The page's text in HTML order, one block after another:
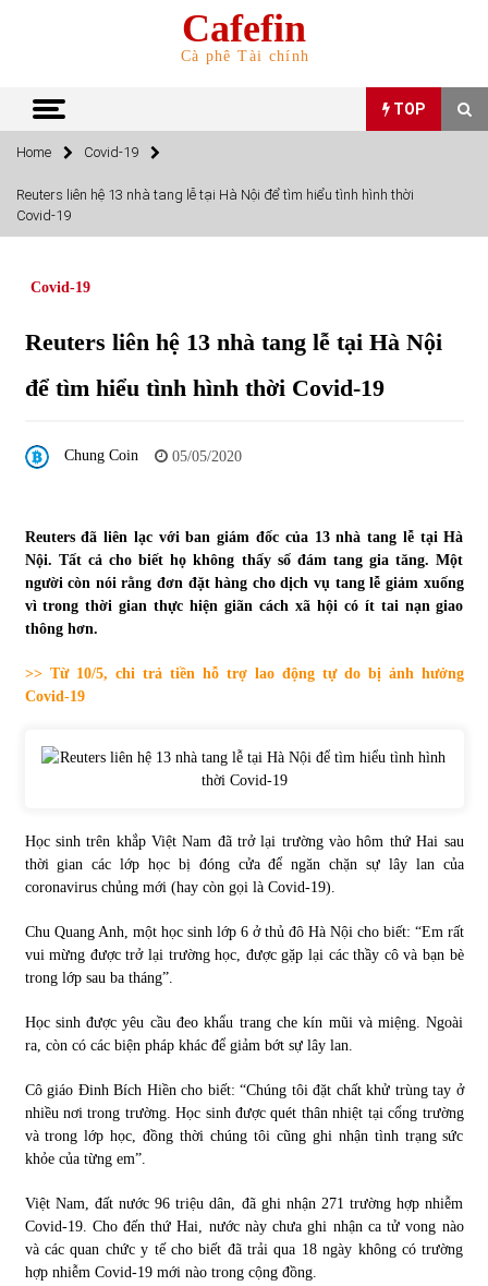
Cafefin
Cà phê Tài chính
TOP
TOP
Top 10 mặt hàng Việt Nam nhập khẩu nhiều nhất tháng
5/2022
5/2022
Tự doanh ngày 3.6.2022: CTCK mua ròng 28,7 tỷ đồng
06/06/2022
31/05/2022
31/05/2022
S&P Ratings cập nhật xếp hạng tín nhiệm của
Vietcombank và Eximbank
31/05/2022
Chứng khoán ngày 30/5/2022: Top 10 cổ phiếu nổi bật
31/05/2022
Phân tích giá tiền điện tử sau ngày thị trường lập kỷ lục
vốn hóa
Chứng khoán ngày 12/10/2021: Top 10 cổ phiếu nổi bật
13/10/2021
Home Covid-19
Reuters liên hệ 13 nhà tang lễ tại Hà Nội để tìm hiểu tình hình thời
Covid-19
Covid-19
Reuters liên hệ 13 nhà tang lễ tại Hà Nội
để tìm hiểu tình hình thời Covid-19
Chung Coin 05/05/2020
Reuters đã liên lạc với ban giám đốc của 13 nhà tang lễ tại Hà
Nội. Tất cả cho biết họ không thấy số đám tang gia tăng. Một
người còn nói rằng đơn đặt hàng cho dịch vụ tang lễ giảm xuống
vì trong thời gian thực hiện giãn cách xã hội có ít tai nạn giao
thông hơn.
>> Từ 10/5, chi trả tiền hỗ trợ lao động tự do bị ảnh hưởng
Covid-19
Học sinh trên khắp Việt Nam đã trở lại trường vào hôm thứ Hai sau
thời gian các lớp học bị đóng cửa để ngăn chặn sự lây lan của
coronavirus chủng mới (hay còn gọi là Covid-19).
Chu Quang Anh, một học sinh lớp 6 ở thủ đô Hà Nội cho biết: “Em rất
vui mừng được trở lại trường học, được gặp lại các thầy cô và bạn bè
trong lớp sau ba tháng”.
Học sinh được yêu cầu đeo khẩu trang che kín mũi và miệng. Ngoài
ra, còn có các biện pháp khác để giảm bớt sự lây lan.
Cô giáo Đinh Bích Hiền cho biết: “Chúng tôi đặt chất khử trùng tay ở
nhiều nơi trong trường. Học sinh được quét thân nhiệt tại cổng trường
và trong lớp học, đồng thời chúng tôi cũng ghi nhận tình trạng sức
khỏe của từng em”.
Việt Nam, đất nước 96 triệu dân, đã ghi nhận 271 trường hợp nhiễm
Covid-19. Cho đến thứ Hai, nước này chưa ghi nhận ca tử vong nào
và các quan chức y tế cho biết đã trải qua 18 ngày không có trường
hợp nhiễm Covid-19 mới nào trong cộng đồng.